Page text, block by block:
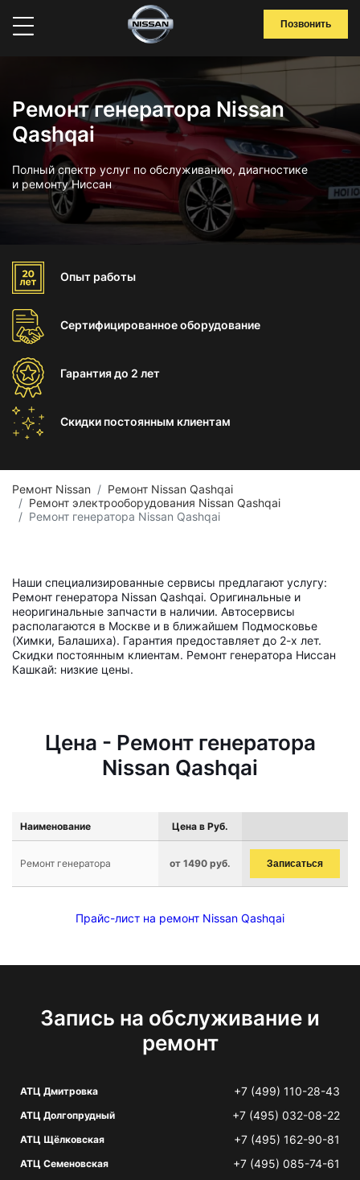
Позвонить
Ремонт генератора Nissan
Qashqai
Полный спектр услуг по обслуживанию, диагностике
и ремонту Ниссан
Опыт работы
Сертифицированноеоборудование
Гарантиядо 2 лет
Скидки постоянным клиентам
Ремонт Nissan
Ремонт Nissan Qashqai
Ремонт электрооборудования Nissan Qashqai
Ремонт генератора Nissan Qashqai
Наши специализированные сервисы предлагают услугу:
Ремонт генератора Nissan Qashqai. Оригинальные и
неоригинальные запчасти в наличии. Автосервисы
располагаются в Москве и в ближайшем Подмосковье
(Химки, Балашиха). Гарантия предоставляет до 2-х лет.
Скидки постоянным клиентам. Ремонт генератора Ниссан
Кашкай: низкие цены.
Цена - Ремонт генератора
Nissan Qashqai
Наименование Цена в Руб.
Ремонт генератора от 1490 руб. Записаться
Прайс-лист на ремонт Nissan Qashqai
Запись на обслуживание и
ремонт
АТЦ Дмитровка +7 (499) 110-28-43
АТЦ Долгопрудный +7 (495) 032-08-22
АТЦ Щёлковская +7 (495) 162-90-81
АТЦ Семеновская +7 (495) 085-74-61